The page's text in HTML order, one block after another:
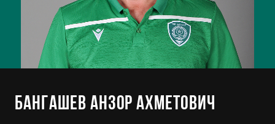
Бангашев Анзор Ахметович